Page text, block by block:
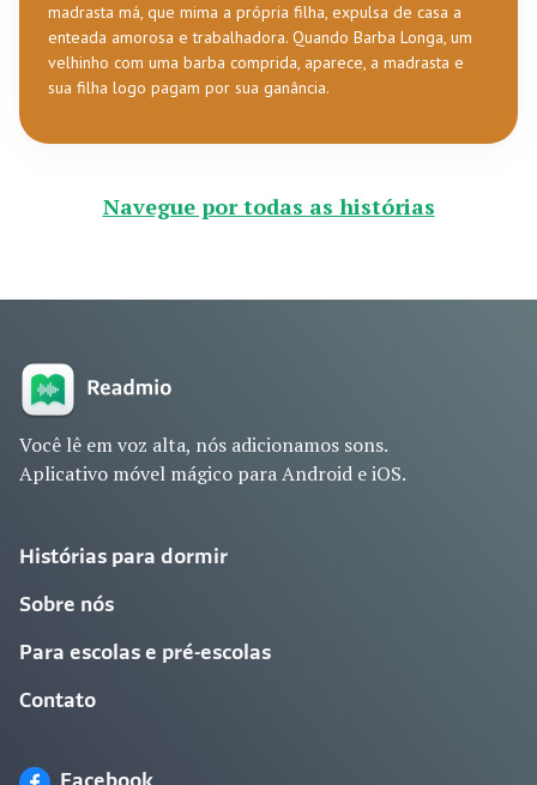
madrasta má, que mima a própria filha, expulsa de casa a
enteada amorosa e trabalhadora. Quando Barba Longa, um
velhinho com uma barba comprida, aparece, a madrasta e
sua filha logo pagam por sua ganância.
Navegue por todas as histórias
Você lê em voz alta, nós adicionamos sons.
Aplicativo móvel mágico para Android e iOS.
Histórias para dormir
Sobre nós
Para escolas e pré-escolas
Contato